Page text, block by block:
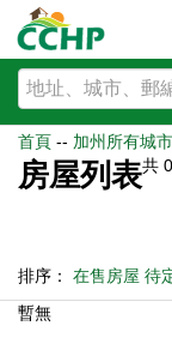
首頁 -- 加州所有城
房屋列表共 0
排序： 在售房屋 待
暫無